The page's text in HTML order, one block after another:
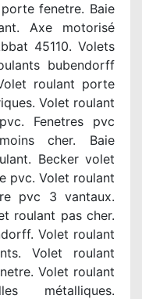
fenetre. Baie
Axe motorisé
45110. Volets
bubendorff
roulant porte
Volet roulant
Fenetres pvc
cher. Baie
Becker volet
pvc. Volet roulant
pvc 3 vantaux.
roulant pas cher.
Volet roulant
Volet roulant
Volet roulant
métalliques.